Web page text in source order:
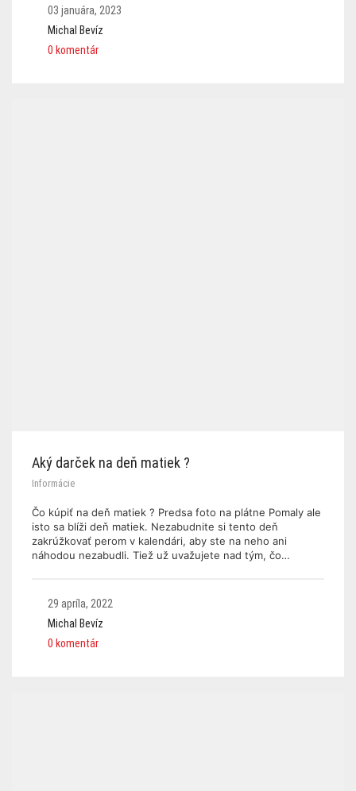
03 januára, 2023
Michal Bevíz
0 komentár
Aký darček na deň matiek ?
Informácie
Čo kúpiť na deň matiek ? Predsa foto na plátne Pomaly ale
isto sa blíži deň matiek. Nezabudnite si tento deň
zakrúžkovať perom v kalendári, aby ste na neho ani
náhodou nezabudli. Tiež už uvažujete nad tým, čo…
29 apríla, 2022
Michal Bevíz
0 komentár